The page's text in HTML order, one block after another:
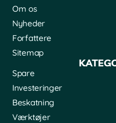
Om os
Nyheder
Forfattere
Sitemap
Spare
Investeringer
Beskatning
Værktøjer